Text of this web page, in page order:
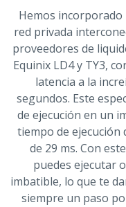
Hemos
red privada
proveedores de
Equinix LD4 y TY3,
latencia a la
segundos. Este
de ejecución en un
tiempo de ejecución
de 29 ms. Con
puedes ejecutar
imbatible, lo que te
siempre un paso